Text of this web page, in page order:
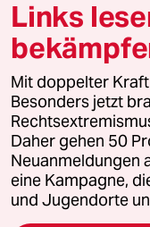
© 2026 taz Verlags
Alle Rechte vorbehalten.
wenden Sie sich bitte an
Feedback
Leitlinie Informant
Links
Mit doppelter
Besonders jetzt
Daher gehen 50
Neuanmeldungen
eine Kampagne,
und Jugendorte